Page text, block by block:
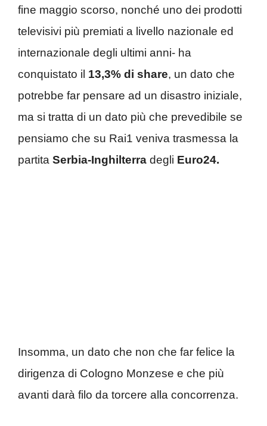
fine maggio scorso, nonché uno dei prodotti
televisivi più premiati a livello nazionale ed
internazionale degli ultimi anni- ha
conquistato il 13,3% di share, un dato che
potrebbe far pensare ad un disastro iniziale,
ma si tratta di un dato più che prevedibile se
pensiamo che su Rai1 veniva trasmessa la
partita Serbia-Inghilterra degli Euro24.
Insomma, un dato che non che far felice la
dirigenza di Cologno Monzese e che più
avanti darà filo da torcere alla concorrenza.